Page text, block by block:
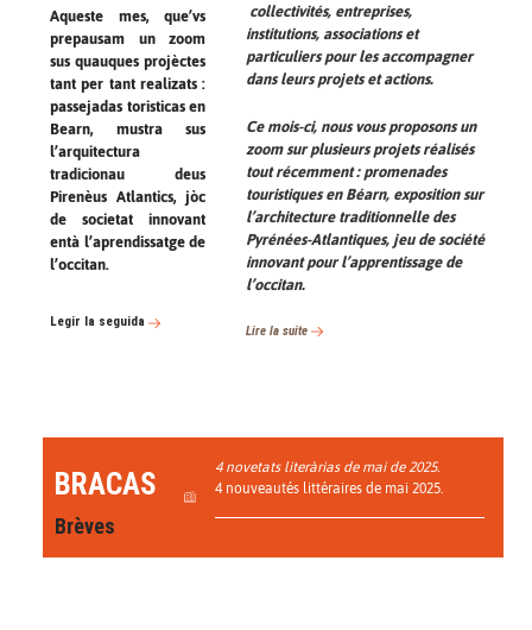
Aqueste mes, que’vs
prepausam un zoom
sus quauques projèctes
tant per tant realizats :
passejadas toristicas en
Bearn, mustra sus
l’arquitectura
tradicionau deus
Pirenèus Atlantics, jòc
de societat innovant
entà l’aprendissatge de
l’occitan.
Legir la seguida
collectivités, entreprises,
institutions, associations et
particuliers pour les accompagner
dans leurs projets et actions.
Ce mois-ci, nous vous proposons un
zoom sur plusieurs projets réalisés
tout récemment : promenades
touristiques en Béarn, exposition sur
l’architecture traditionnelle des
Pyrénées-Atlantiques, jeu de société
innovant pour l’apprentissage de
l’occitan.
Lire la suite
BRACAS
Brèves
4 novetats literàrias de mai de 2025.
4 nouveautés littéraires de mai 2025.